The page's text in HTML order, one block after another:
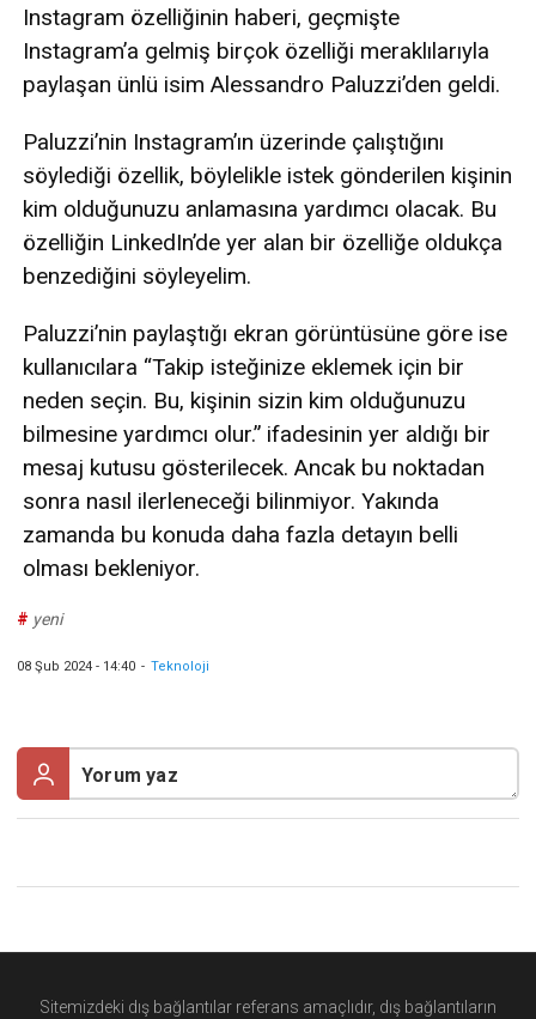
Instagram özelliğinin haberi, geçmişte
Instagram’a gelmiş birçok özelliği meraklılarıyla
paylaşan ünlü isim Alessandro Paluzzi’den geldi.
Paluzzi’nin Instagram’ın üzerinde çalıştığını
söylediği özellik, böylelikle istek gönderilen kişinin
kim olduğunuzu anlamasına yardımcı olacak. Bu
özelliğin LinkedIn’de yer alan bir özelliğe oldukça
benzediğini söyleyelim.
Paluzzi’nin paylaştığı ekran görüntüsüne göre ise
kullanıcılara “Takip isteğinize eklemek için bir
neden seçin. Bu, kişinin sizin kim olduğunuzu
bilmesine yardımcı olur.” ifadesinin yer aldığı bir
mesaj kutusu gösterilecek. Ancak bu noktadan
sonra nasıl ilerleneceği bilinmiyor. Yakında
zamanda bu konuda daha fazla detayın belli
olması bekleniyor.
# yeni
08 Şub 2024 - 14:40 - Teknoloji
Sitemizdeki dış bağlantılar referans amaçlıdır, dış bağlantıların